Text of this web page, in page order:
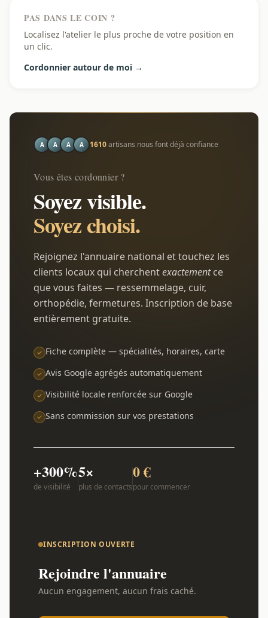
PAS DANS LE COIN ?
Localisez l'atelier le plus proche de votre position en
un clic.
Cordonnier autour de moi →
A A A A 1610artisans nous font déjà confiance
Vous êtes cordonnier ?
Soyez visible.
Soyez choisi.
Rejoignez l'annuaire national et touchez les
clients locaux qui cherchentexactementce
que vous faites — ressemmelage, cuir,
orthopédie, fermetures. Inscription de base
entièrement gratuite.
Fiche complète — spécialités, horaires, carte
Avis Google agrégés automatiquement
Visibilité locale renforcée sur Google
Sans commission sur vos prestations
+300%
de visibilité
5×
plus de contacts
0 €
pour commencer
INSCRIPTION OUVERTE
Rejoindre l'annuaire
Aucun engagement, aucun frais caché.